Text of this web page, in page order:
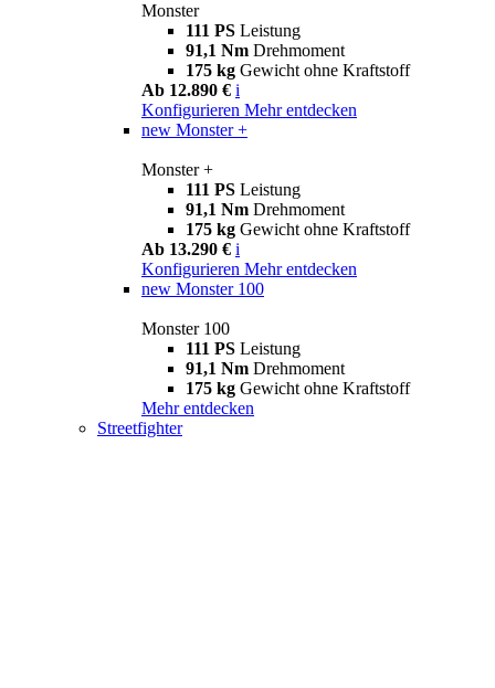
Monster
111 PS Leistung
91,1 Nm Drehmoment
175 kg Gewicht ohne Kraftstoff
Ab 12.890 € i
Konfigurieren Mehr entdecken
new Monster +
Monster +
111 PS Leistung
91,1 Nm Drehmoment
175 kg Gewicht ohne Kraftstoff
Ab 13.290 € i
Konfigurieren Mehr entdecken
new Monster 100
Monster 100
111 PS Leistung
91,1 Nm Drehmoment
175 kg Gewicht ohne Kraftstoff
Mehr entdecken
Streetfighter